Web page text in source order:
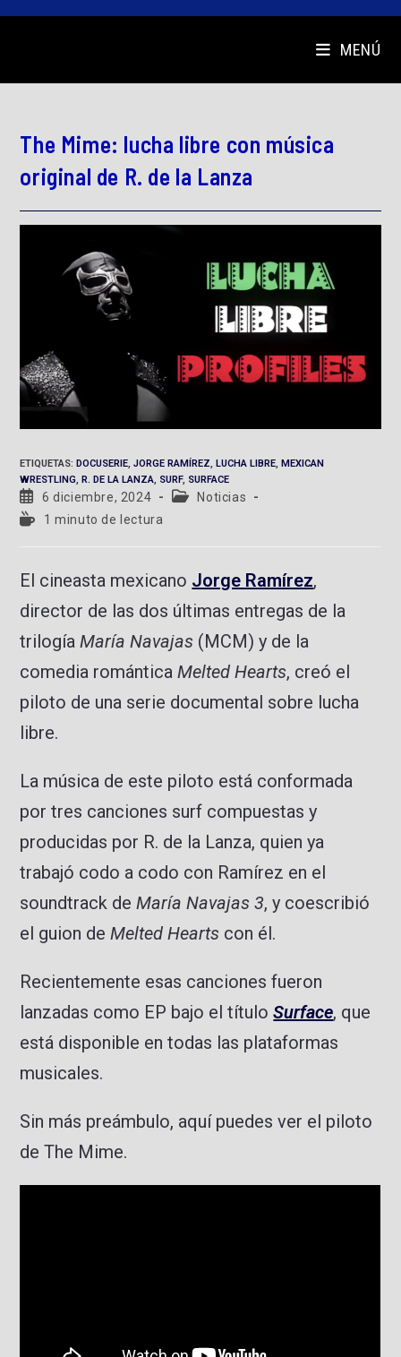
MENÚ
The Mime: lucha libre con música
original de R. de la Lanza
ETIQUETAS: DOCUSERIE, JORGE RAMÍREZ, LUCHA LIBRE, MEXICAN
WRESTLING, R. DE LA LANZA, SURF, SURFACE
6 diciembre, 2024
Noticias
1 minuto de lectura
El cineasta mexicano Jorge Ramírez,
director de las dos últimas entregas de la
trilogíaMaría Navajas (MCM) y de la
comedia románticaMelted Hearts, creó el
piloto de una serie documental sobre lucha
libre.
La música de este piloto está conformada
por tres canciones surf compuestas y
producidas por R. de la Lanza, quien ya
trabajó codo a codo con Ramírez en el
soundtrack deMaría Navajas 3, y coescribió
el guion deMelted Hearts con él.
Recientemente esas canciones fueron
lanzadas como EP bajo el títuloSurface, que
está disponible en todas las plataformas
musicales.
Sin más preámbulo, aquí puedes ver el piloto
de The Mime.